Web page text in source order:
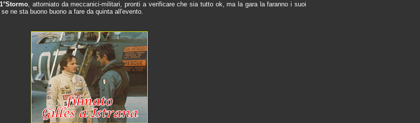
, attorniato da meccanici-militari, pronti a verificare che sia tutto ok, ma la gara la faranno i suoi
ne sta buono buono a fare da quinta all'evento.